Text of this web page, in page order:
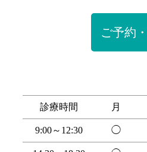
ご予約
診療時間 月
9:00～12:30 ◯